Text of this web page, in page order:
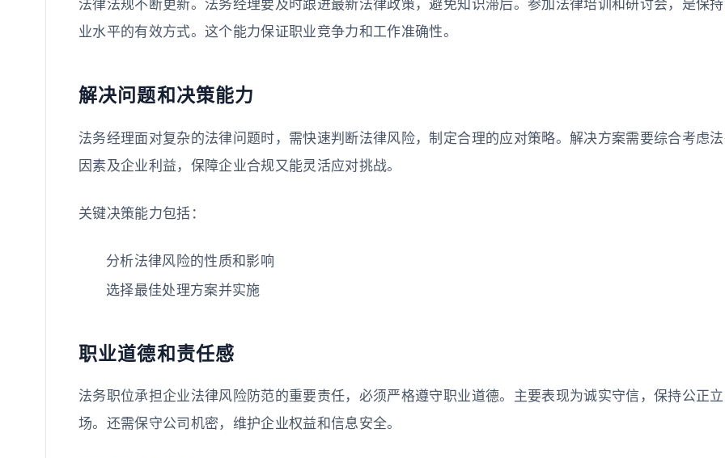
法律法规不断更新。法务经理要及时跟进最新法律政策，避免知识滞后。参加法律培训和研讨会，是保
业水平的有效方式。这个能力保证职业竞争力和工作准确性。
解决问题和决策能力
法务经理面对复杂的法律问题时，需快速判断法律风险，制定合理的应对策略。解决方案需要综合考虑
因素及企业利益，保障企业合规又能灵活应对挑战。
关键决策能力包括：
分析法律风险的性质和影响
选择最佳处理方案并实施
职业道德和责任感
法务职位承担企业法律风险防范的重要责任，必须严格遵守职业道德。主要表现为诚实守信，保持公正立
场。还需保守公司机密，维护企业权益和信息安全。